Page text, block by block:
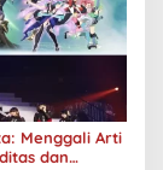
Menggali Arti
dan